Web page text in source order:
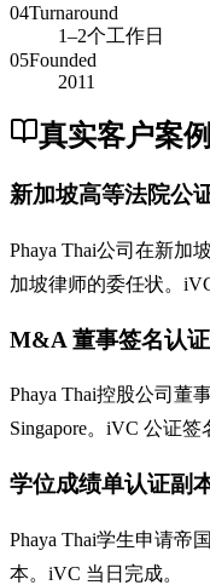
04Turnaround
1–2个工作日
05Founded
2011
真实客户案例
新加坡高等法院公
Phaya Thai公司在新加
加坡律师的委任状。
M&A 董事签名认证
Phaya Thai控股公司董
Singapore。iVC 公证签
学位成绩单认证副
Phaya Thai学生申请帝
本。iVC 当日完成。